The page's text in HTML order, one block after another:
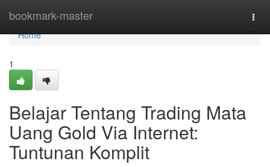
bookmark-master
Home
Home
1
Belajar Tentang Trading Mata
Uang Gold Via Internet:
Tuntunan Komplit